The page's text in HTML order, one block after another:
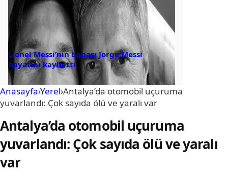
Lionel Messi’nin babası Jorge Messi
hayatını kaybetti
Anasayfa›Yerel›Antalya’da otomobil uçuruma
yuvarlandı: Çok sayıda ölü ve yaralı var
Antalya’da otomobil uçuruma
yuvarlandı: Çok sayıda ölü ve yaralı
var